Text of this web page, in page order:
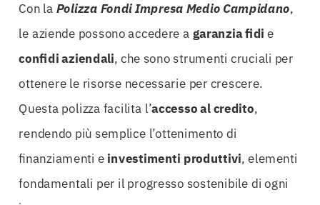
Con la Polizza Fondi Impresa Medio Campidano,
le aziende possono accedere a garanzia fidi e
confidi aziendali, che sono strumenti cruciali per
ottenere le risorse necessarie per crescere.
Questa polizza facilita l’accesso al credito,
rendendo più semplice l’ottenimento di
finanziamenti e investimenti produttivi, elementi
fondamentali per il progresso sostenibile di ogni